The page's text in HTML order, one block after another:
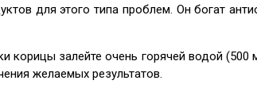
для этого типа проблем. Он богат
залейте очень горячей водой
желаемых результатов.